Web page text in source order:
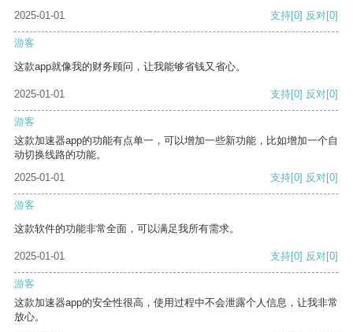
2025-01-01
支持[0] 反对[0]
游客
这款app就像我的财务顾问，让我能够省钱又省心。
2025-01-01 支持[0] 反对[0]
游客
这款加速器app的功能有点单一，可以增加一些新功能，比如增加一个自
动切换线路的功能。
2025-01-01
支持[0] 反对[0]
游客
这款软件的功能非常全面，可以满足我所有需求。
2025-01-01 支持[0] 反对[0]
游客
这款加速器app的安全性很高，使用过程中不会泄露个人信息，让我非常
放心。